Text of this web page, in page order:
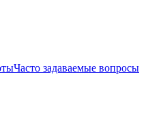
Часто задаваемые вопросы